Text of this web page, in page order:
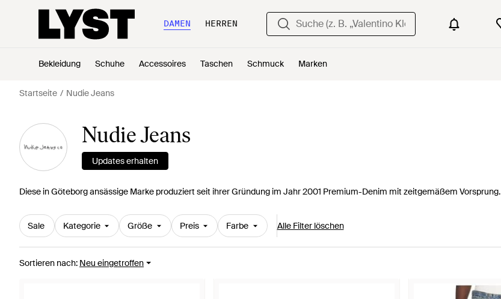
DAMEN HERREN
Bekleidung Schuhe Accessoires Taschen Schmuck Marken
Startseite Nudie Jeans
Nudie Jeans
Updates erhalten
Diese in Göteborg ansässige Marke produziert seit ihrer Gründung im Jahr 2001 Premium-Denim mit zeitgemäßem Vorsprung.
Sale Kategorie Größe Preis Farbe Alle Filter löschen
Sortieren nach: Neu eingetroffen